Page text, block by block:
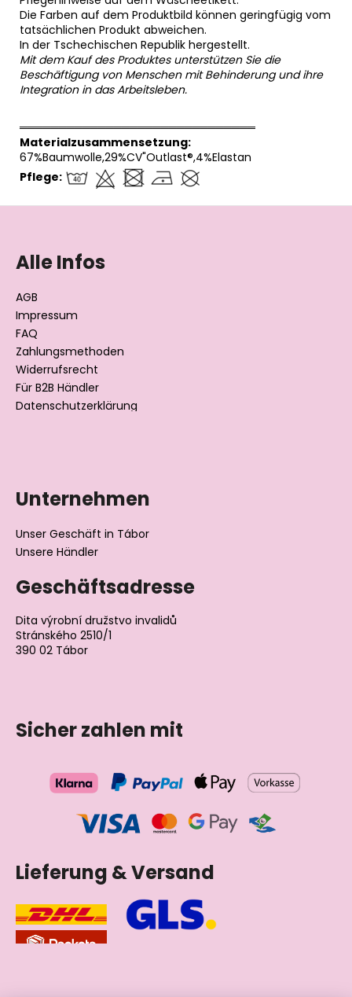
Die Farben auf dem Produktbild können geringfügig vom
tatsächlichen Produkt abweichen.
In der Tschechischen Republik hergestellt.
Mit dem Kauf des Produktes unterstützen Sie die
Beschäftigung von Menschen mit Behinderung und ihre
Integration in das Arbeitsleben.
══════════════════════════════
Materialzusammensetzung:
67%Baumwolle,29%CV"Outlast®,4%Elastan
Pflege:
Alle Infos
AGB
Impressum
FAQ
Zahlungsmethoden
Widerrufsrecht
Für B2B Händler
Datenschutzerklärung
Unternehmen
Unser Geschäft in Tábor
Unsere Händler
Geschäftsadresse
Dita výrobní družstvo invalidů
Stránského 2510/1
390 02 Tábor
Sicher zahlen mit
Lieferung & Versand